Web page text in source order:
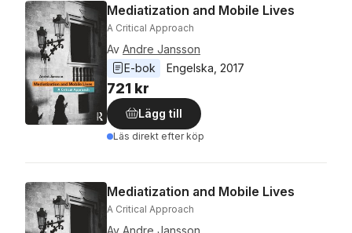
Mediatization and Mobile Lives
A Critical Approach
Av Andre Jansson
E-bok
Engelska 2017
721 kr
Lägg till
Läs direkt efter köp
Mediatization and Mobile Lives
A Critical Approach
Av Andre Jansson